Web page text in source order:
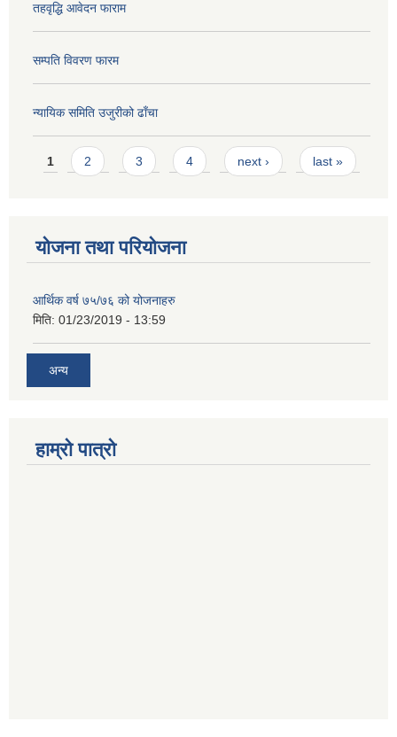
तहवृद्धि आवेदन फाराम
सम्पति विवरण फारम
न्यायिक समिति उजुरीको ढाँचा
Pages
1 2 3 4 next › last »
योजना तथा परियोजना
आर्थिक वर्ष ७५/७६ को योजनाहरु
मिति: 01/23/2019 - 13:59
अन्य
हाम्रो पात्रो